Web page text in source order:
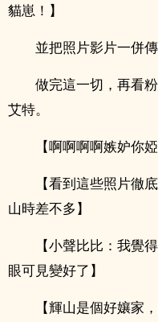
貓崽！】
並把照片影片一併傳
做完這一切，再看
艾特。
【啊啊啊啊嫉妒你
【看到這些照片徹
山時差不多】
【小聲比比：我覺
眼可見變好了】
【輝山是個好孃家